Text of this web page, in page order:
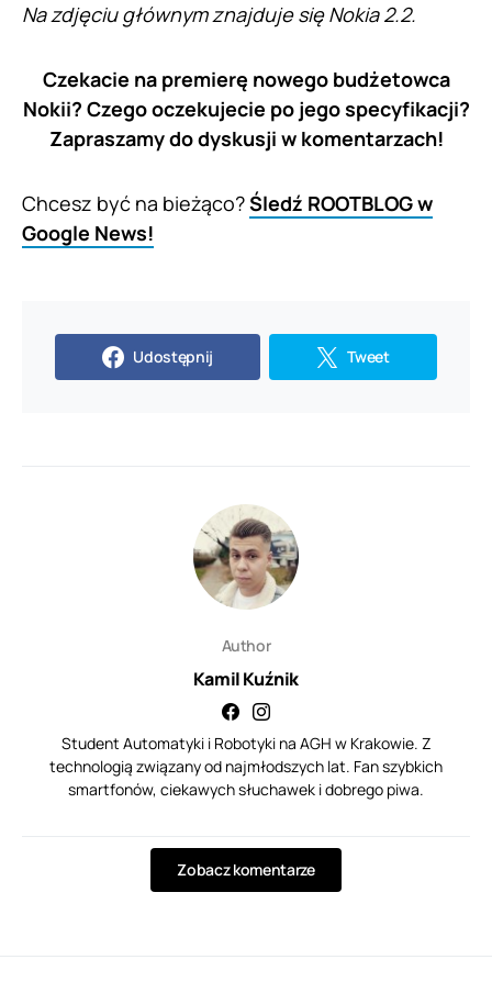
Na zdjęciu głównym znajduje się Nokia 2.2.
Czekacie na premierę nowego budżetowca
Nokii? Czego oczekujecie po jego specyfikacji?
Zapraszamy do dyskusji w komentarzach!
Chcesz być na bieżąco?Śledź ROOTBLOG w
Google News!
Udostępnij Tweet
Author
Kamil Kuźnik
Student Automatyki i Robotyki na AGH w Krakowie. Z
technologią związany od najmłodszych lat. Fan szybkich
smartfonów, ciekawych słuchawek i dobrego piwa.
Zobacz komentarze